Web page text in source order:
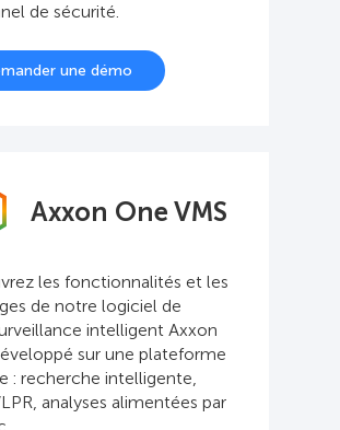
de sécurité.
une démo
Axxon One VMS
les fonctionnalités et les
de notre logiciel de
intelligent Axxon
sur une plateforme
: recherche intelligente,
analyses alimentées par